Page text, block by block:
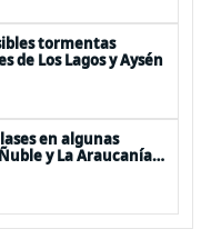
tormentas
de Los Lagos y Aysén
en algunas
y La Araucanía